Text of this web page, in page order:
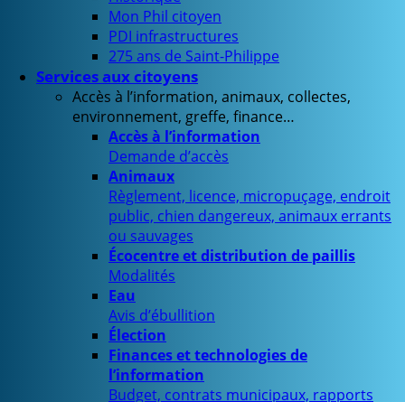
Mon Phil citoyen
PDI infrastructures
275 ans de Saint-Philippe
Services aux citoyens
Accès à l’information, animaux, collectes,
environnement, greffe, finance…
Accès à l’information
Demande d’accès
Animaux
Règlement, licence, micropuçage, endroit
public, chien dangereux, animaux errants
ou sauvages
Écocentre et distribution de paillis
Modalités
Eau
Avis d’ébullition
Élection
Finances et technologies de
l’information
Budget, contrats municipaux, rapports